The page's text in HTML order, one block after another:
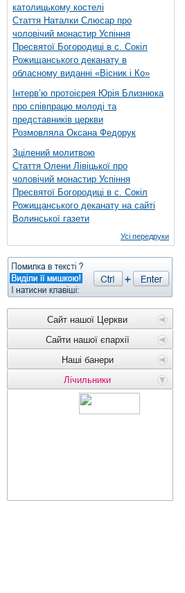
католицькому костелі
Стаття Наталки Слюсар про
чоловічий монастир Успіння
Пресвятої Богородиці в с. Сокіл
Рожищанського деканату в
обласному виданні «Вісник і Ко»
Інтерв’ю протоієрея Юрія Близнюка
про співпрацю молоді та
представників церкви
Розмовляла Оксана Федорук
Зцілений молитвою
Стаття Олени Лівіцької про
чоловічий монастир Успіння
Пресвятої Богородиці в с. Сокіл
Рожищанського деканату на сайті
Волинської газети
Усі передруки
Сайт нашої Церкви
Сайти нашої єпархії
Наші банери
Лічильники